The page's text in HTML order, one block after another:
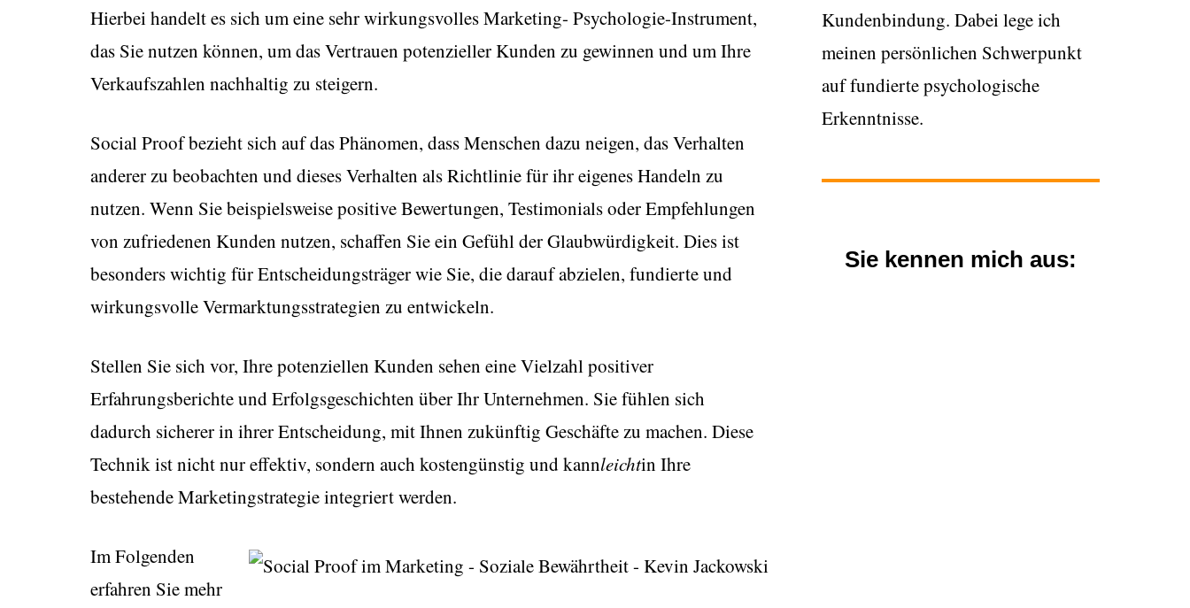
Hierbei handelt es sich um eine sehr wirkungsvolles Marketing- Psychologie-Instrument,
das Sie nutzen können, um das Vertrauen potenzieller Kunden zu gewinnen und um Ihre
Verkaufszahlen nachhaltig zu steigern.
Social Proof bezieht sich auf das Phänomen, dass Menschen dazu neigen, das Verhalten
anderer zu beobachten und dieses Verhalten als Richtlinie für ihr eigenes Handeln zu
nutzen. Wenn Sie beispielsweise positive Bewertungen, Testimonials oder Empfehlungen
von zufriedenen Kunden nutzen, schaffen Sie ein Gefühl der Glaubwürdigkeit. Dies ist
besonders wichtig für Entscheidungsträger wie Sie, die darauf abzielen, fundierte und
wirkungsvolle Vermarktungsstrategien zu entwickeln.
Stellen Sie sich vor, Ihre potenziellen Kunden sehen eine Vielzahl positiver
Erfahrungsberichte und Erfolgsgeschichten über Ihr Unternehmen. Sie fühlen sich
dadurch sicherer in ihrer Entscheidung, mit Ihnen zukünftig Geschäfte zu machen. Diese
Technik ist nicht nur effektiv, sondern auch kostengünstig und kannleichtin Ihre
bestehende Marketingstrategie integriert werden.
Im Folgenden
erfahren Sie mehr
Kundenbindung. Dabei lege ich
meinen persönlichen Schwerpunkt
auf fundierte psychologische
Erkenntnisse.
Sie kennen mich aus: